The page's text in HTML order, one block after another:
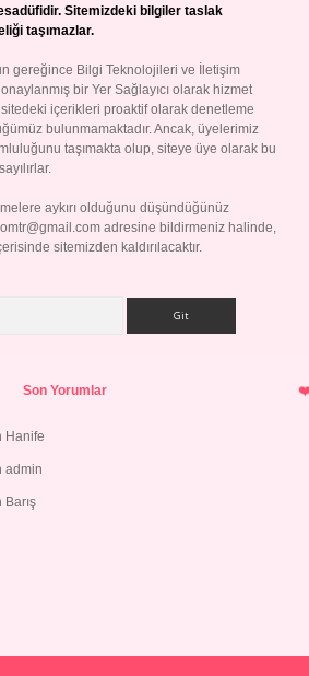
Sitemizdeki bilgiler taslak
taşımazlar.
gereğince Bilgi Teknolojileri ve İletişim
bir Yer Sağlayıcı olarak hizmet
içerikleri proaktif olarak denetleme
bulunmamaktadır. Ancak, üyelerimiz
taşımakta olup, siteye üye olarak bu
aykırı olduğunu düşündüğünüz
adresine bildirmeniz halinde,
sitemizden kaldırılacaktır.
Son Yorumlar
Hanife
admin
Barış